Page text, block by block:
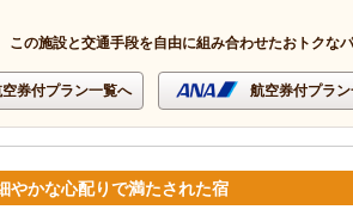
この施設と交通手段を自由に組み合わせたおトクな
券付プラン一覧へ 航空券付プラ
やかな心配りで満たされた宿